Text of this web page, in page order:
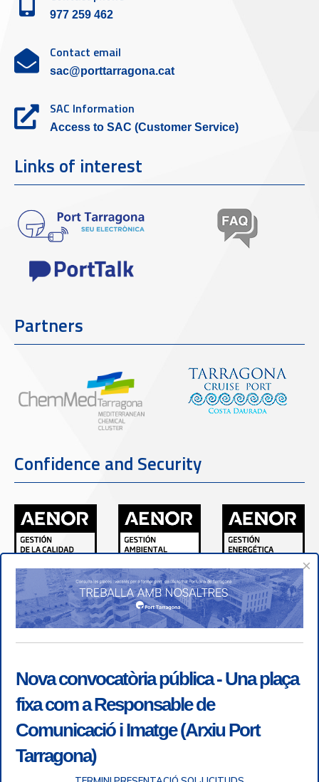
977 259 462
Contact email
sac@porttarragona.cat
SAC Information
Access to SAC (Customer Service)
Links of interest
Partners
Confidence and Security
×
Nova convocatòria pública - Una plaça
fixa com a Responsable de
Comunicació i Imatge (Arxiu Port
Tarragona)